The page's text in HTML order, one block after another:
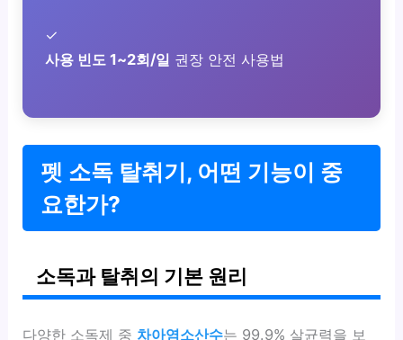
✓
사용 빈도 1~2회/일 권장 안전 사용법
펫 소독 탈취기, 어떤 기능이 중
요한가?
소독과 탈취의 기본 원리
다양한 소독제 중 차아염소산수는 99.9% 살균력을 보